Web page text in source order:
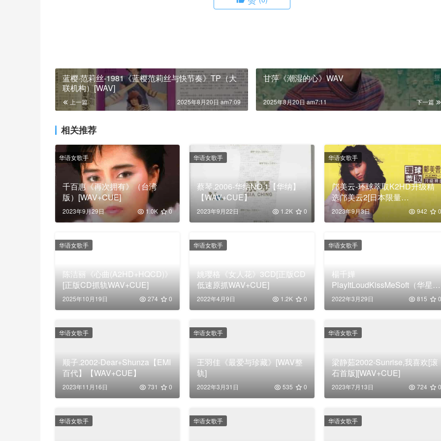
蓝樱·范莉丝-1981《蓝樱范莉丝与快节奏》TP（大
联机构）[WAV]
上一篇 2025年8月20日 am7:09
甘萍《潮湿的心》WAV
下一篇
2025年8月20日 am7:11
相关推荐
千百惠《再次拥有》（台湾
版）[WAV+CUE]
2023年9月29日 1.0K 0
华语女歌手
蔡琴.2006-华纳NO.1【华纳】
【WAV+CUE】
2023年9月22日 1.2K 0
华语女歌手
邝美云-环球萃取K2HD升级精
选邝美云2[日本限量
版]2017WAV
2023年9月3日 942 0
华语女歌手
陈洁丽《心曲(A2HD+HQCD)》
[正版CD抓轨WAV+CUE]
2025年10月19日 274 0
华语女歌手
姚璎格《女人花》3CD[正版CD
低速原抓WAV+CUE]
2022年4月9日 1.2K 0
华语女歌手
楊千嬅
PlayItLoudKissMeSoft（华星40
金唱片DSD）[WAV分轨]
2022年3月29日 815 0
华语女歌手
顺子.2002-Dear+Shunza【EMI
百代】【WAV+CUE】
2023年11月16日 731 0
华语女歌手
王羽佳《最爱与珍藏》[WAV整
轨]
2022年3月31日 535 0
华语女歌手
梁静茹2002-Sunrise,我喜欢[滚
石首版][WAV+CUE]
2023年7月13日 724 0
华语女歌手
华语女歌手 华语女歌手 华语女歌手